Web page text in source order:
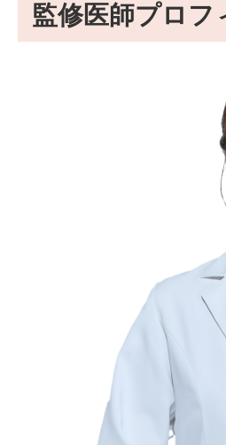
監修医師プロフ